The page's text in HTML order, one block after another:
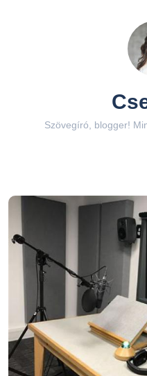
Szövegíró, blogger!